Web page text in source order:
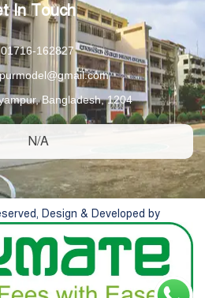
In Touch
01716-162827
Bangladesh, 1204
N/A
Design & Developed by